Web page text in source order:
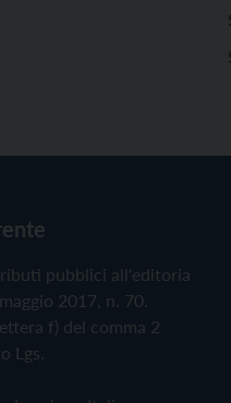
pubblici all'editoria
2017, n. 70.
f) del comma 2
Lgs.